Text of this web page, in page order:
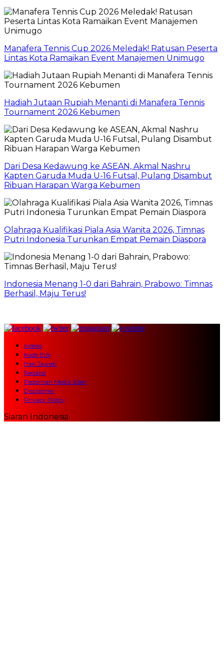
Manafera Tennis Cup 2026 Meledak! Ratusan Peserta
Lintas Kota Ramaikan Event Manajemen Unimugo
Hadiah Jutaan Rupiah Menanti di Manafera Tennis
Tournament 2026 Kebumen
Dari Desa Kedawung ke ASEAN, Akmal Nashru
Kapten Garuda Muda U-16 Futsal, Pulang Disambut
Ribuan Harapan Warga Kebumen
Olahraga Kualifikasi Piala Asia Wanita 2026, Timnas
Putri Indonesia Turunkan Empat Pemain Diaspora
Indonesia Menang 1-0 dari Bahrain, Prabowo: Timnas
Berhasil, Maju Terus!
Indeks
Kode Etik
Hak Jawab
Redaksi
Pedoman Media Siber
Disclaimer
Privacy Policy
Siaran Indonesia